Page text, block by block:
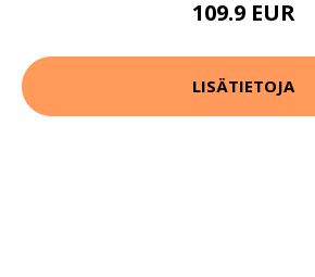
109.9 EUR
LISÄTIETOJA